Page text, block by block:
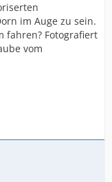
im Auge zu sein.
fahren? Fotografiert
vom